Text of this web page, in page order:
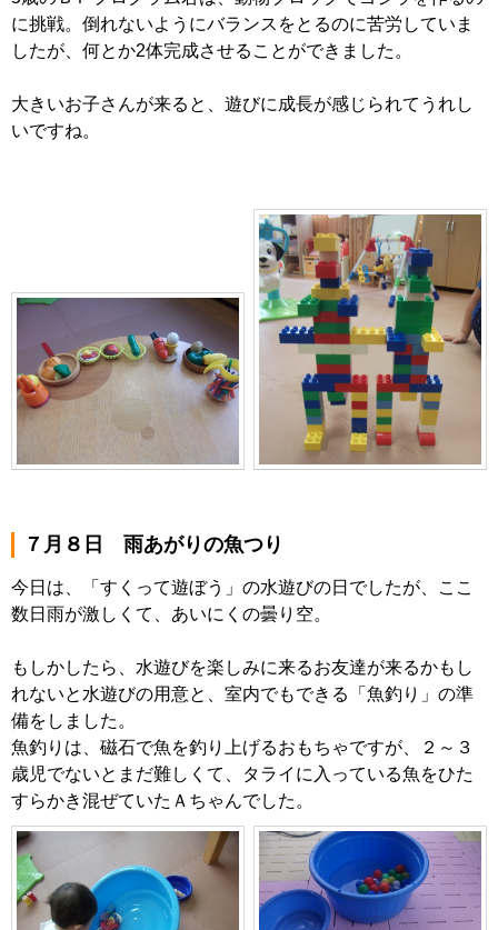
に挑戦。倒れないようにバランスをとるのに苦労していま
したが、何とか2体完成させることができました。
大きいお子さんが来ると、遊びに成長が感じられてうれし
いですね。
７月８日 雨あがりの魚つり
今日は、「すくって遊ぼう」の水遊びの日でしたが、ここ
数日雨が激しくて、あいにくの曇り空。
もしかしたら、水遊びを楽しみに来るお友達が来るかもし
れないと水遊びの用意と、室内でもできる「魚釣り」の準
備をしました。
魚釣りは、磁石で魚を釣り上げるおもちゃですが、２～３
歳児でないとまだ難しくて、タライに入っている魚をひた
すらかき混ぜていたＡちゃんでした。